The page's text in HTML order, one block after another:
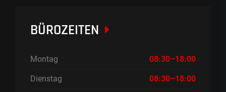
BÜROZEITEN
Montag 08:30–18:00
Dienstag 08:30–18:00